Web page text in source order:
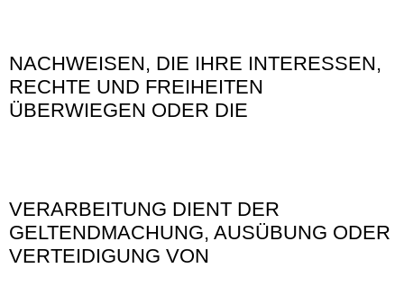
NACHWEISEN, DIE IHRE INTERESSEN,
RECHTE UND FREIHEITEN
ÜBERWIEGEN ODER DIE
VERARBEITUNG DIENT DER
GELTENDMACHUNG, AUSÜBUNG ODER
VERTEIDIGUNG VON